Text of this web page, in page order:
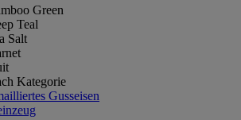
Green
Teal
Salt
Kategorie
Gusseisen